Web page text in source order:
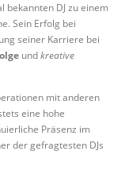
bekannten DJ zu einem
Sein Erfolg bei
seiner Karriere bei
undkreative
mit anderen
eine hohe
Präsenz im
der gefragtesten DJs